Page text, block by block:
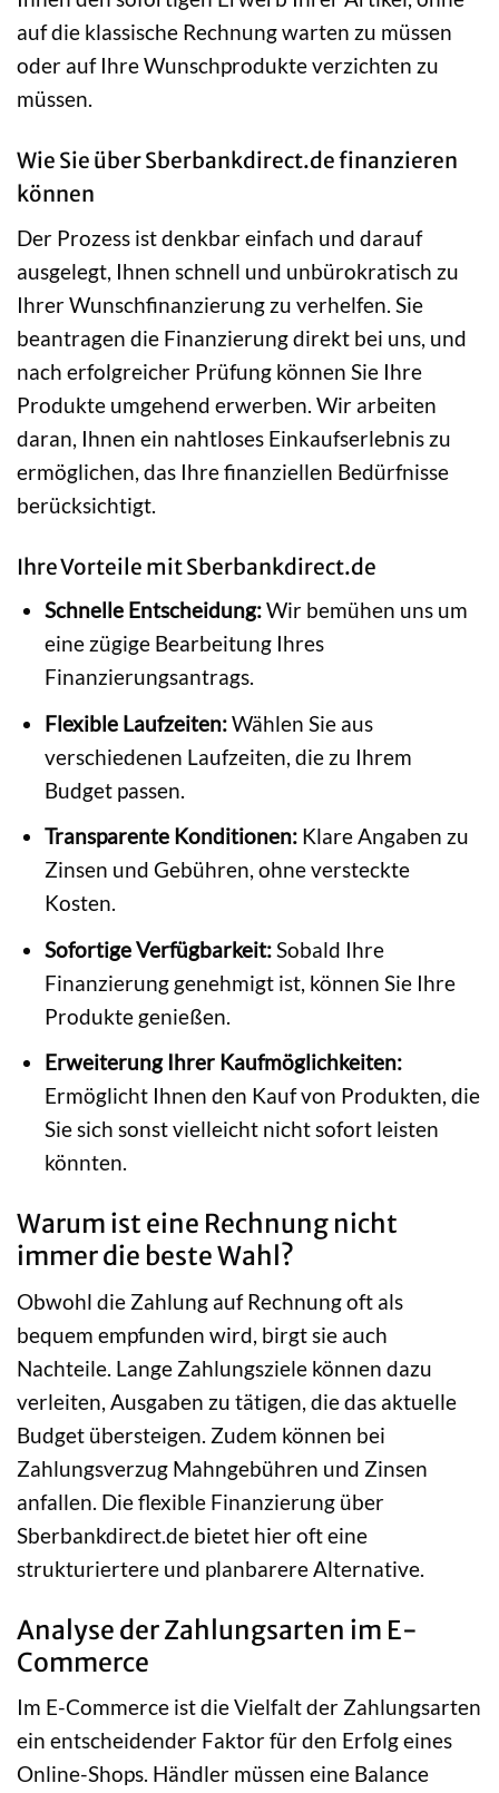
auf die klassische Rechnung warten zu müssen
oder auf Ihre Wunschprodukte verzichten zu
müssen.
Wie Sie über Sberbankdirect.de finanzieren
können
Der Prozess ist denkbar einfach und darauf
ausgelegt, Ihnen schnell und unbürokratisch zu
Ihrer Wunschfinanzierung zu verhelfen. Sie
beantragen die Finanzierung direkt bei uns, und
nach erfolgreicher Prüfung können Sie Ihre
Produkte umgehend erwerben. Wir arbeiten
daran, Ihnen ein nahtloses Einkaufserlebnis zu
ermöglichen, das Ihre finanziellen Bedürfnisse
berücksichtigt.
Ihre Vorteile mit Sberbankdirect.de
Schnelle Entscheidung:Wir bemühen uns um
eine zügige Bearbeitung Ihres
Finanzierungsantrags.
Flexible Laufzeiten:Wählen Sie aus
verschiedenen Laufzeiten, die zu Ihrem
Budget passen.
Transparente Konditionen:Klare Angaben zu
Zinsen und Gebühren, ohne versteckte
Kosten.
Sofortige Verfügbarkeit:Sobald Ihre
Finanzierung genehmigt ist, können Sie Ihre
Produkte genießen.
Erweiterung Ihrer Kaufmöglichkeiten:
Ermöglicht Ihnen den Kauf von Produkten, die
Sie sich sonst vielleicht nicht sofort leisten
könnten.
Warum ist eine Rechnung nicht
immer die beste Wahl?
Obwohl die Zahlung auf Rechnung oft als
bequem empfunden wird, birgt sie auch
Nachteile. Lange Zahlungsziele können dazu
verleiten, Ausgaben zu tätigen, die das aktuelle
Budget übersteigen. Zudem können bei
Zahlungsverzug Mahngebühren und Zinsen
anfallen. Die flexible Finanzierung über
Sberbankdirect.de bietet hier oft eine
strukturiertere und planbarere Alternative.
Analyse der Zahlungsarten im E-
Commerce
Im E-Commerce ist die Vielfalt der Zahlungsarten
ein entscheidender Faktor für den Erfolg eines
Online-Shops. Händler müssen eine Balance